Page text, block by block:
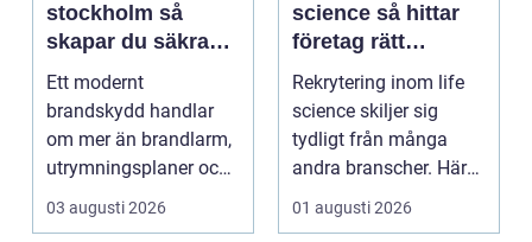
stockholm så
skapar du säkra
byggnader på
riktigt
Ett modernt
brandskydd handlar
om mer än brandlarm,
utrymningsplaner och
röda brandsläckare på
vägga...
03 augusti 2026
science så hittar
företag rätt
kompetens när
kraven är som
högst
Rekrytering inom life
science skiljer sig
tydligt från många
andra branscher. Här
påverkar varje bes...
01 augusti 2026